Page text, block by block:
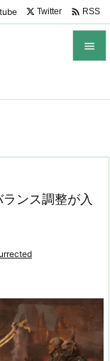

次へ
Twitter  RSS
ンス調整が入